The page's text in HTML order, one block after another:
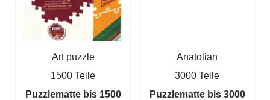
Art puzzle
1500 Teile
Puzzlematte bis 1500
Anatolian
3000 Teile
Puzzlematte bis 3000